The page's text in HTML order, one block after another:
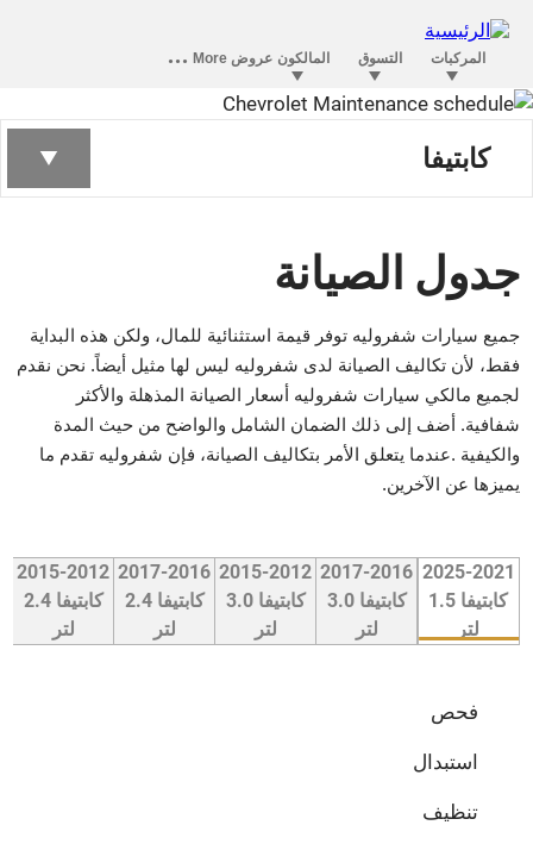
كابتيفا
جدول الصيانة
جميع سيارات شفروليه توفر قيمة استثنائية للمال، ولكن هذه البداية
فقط، لأن تكاليف الصيانة لدى شفروليه ليس لها مثيل أيضاً. نحن نقدم
لجميع مالكي سيارات شفروليه أسعار الصيانة المذهلة والأكثر
شفافية. أضف إلى ذلك الضمان الشامل والواضح من حيث المدة
والكيفية .عندما يتعلق الأمر بتكاليف الصيانة، فإن شفروليه تقدم ما
يميزها عن الآخرين.
2025-2021
كابتيفا 1.5
لتر
2017-2016
كابتيفا 3.0
لتر
2015-2012
كابتيفا 3.0
لتر
2017-2016
كابتيفا 2.4
لتر
2015-2012
كابتيفا 2.4
لتر
فحص
استبدال
تنظيف